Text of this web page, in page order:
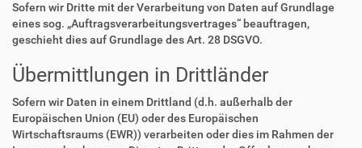
Sofern wir Dritte mit der Verarbeitung von Daten auf Grundlage
eines sog. „Auftragsverarbeitungsvertrages“ beauftragen,
geschieht dies auf Grundlage des Art. 28 DSGVO.
Übermittlungen in Drittländer
Sofern wir Daten in einem Drittland (d.h. außerhalb der
Europäischen Union (EU) oder des Europäischen
Wirtschaftsraums (EWR)) verarbeiten oder dies im Rahmen der